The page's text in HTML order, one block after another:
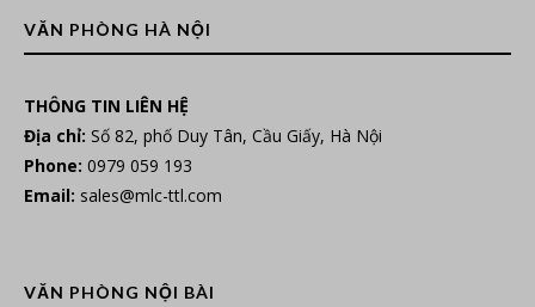
VĂN PHÒNG HÀ NỘI
THÔNG TIN LIÊN HỆ
Địa chỉ: Số 82, phố Duy Tân, Cầu Giấy, Hà Nội
Phone: 0979 059 193
Email: sales@mlc-ttl.com
VĂN PHÒNG NỘI BÀI